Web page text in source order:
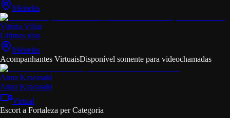
Meireles
Vitória Villar
Últimos dias
Meireles
Acompanhantes VirtuaisDisponível somente para videochamadas
Anna Kawasaki
Anna Kawasaki
Virtual
Escort a Fortaleza per Categoria